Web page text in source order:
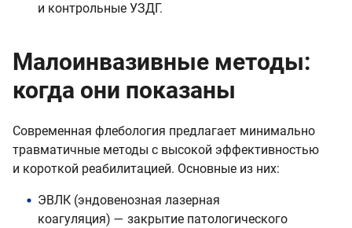
и контрольные УЗДГ.
Малоинвазивные методы:
когда они показаны
Современная флебология предлагает минимально
травматичные методы с высокой эффективностью
и короткой реабилитацией. Основные из них:
ЭВЛК (эндовенозная лазерная
коагуляция) — закрытие патологического